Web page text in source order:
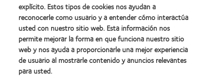
Nuestros productos
Encuentre su lente
Tecnología para lentes de contacto
Lentes de contacto y visión
explícito. Estos tipos de cookies nos ayudan a
reconocerle como usuario y a entender cómo interactúa
usted con nuestro sitio web. Esta información nos
permite mejorar la forma en que funciona nuestro sitio
web y nos ayuda a proporcionarle una mejor experiencia
de usuario al mostrarle contenido y anuncios relevantes
para usted.